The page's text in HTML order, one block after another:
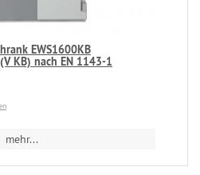
EWS1600KB
KB) nach EN 1143-1
mehr...